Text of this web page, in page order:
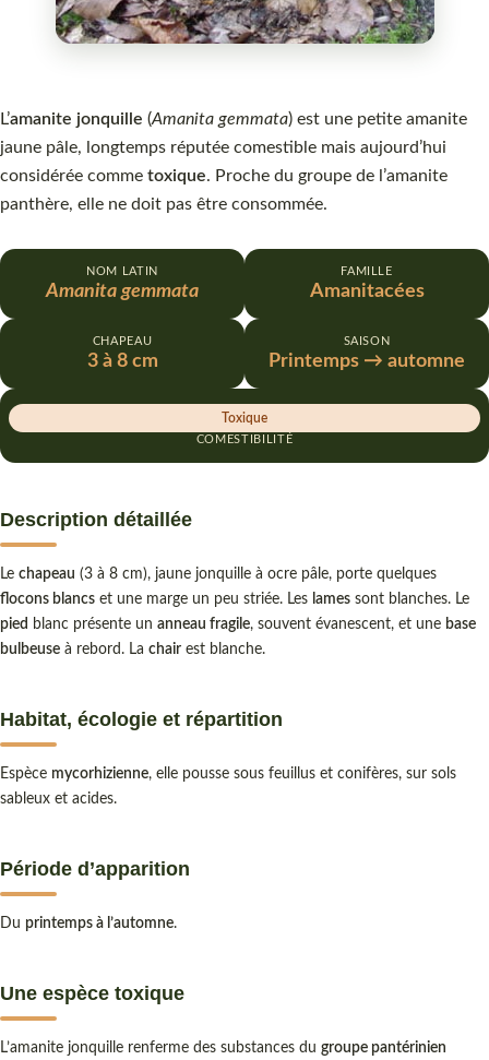
L’amanite jonquille (Amanita gemmata) est une petite amanite
jaune pâle, longtemps réputée comestible mais aujourd’hui
considérée comme toxique. Proche du groupe de l’amanite
panthère, elle ne doit pas être consommée.
NOM LATIN
Amanita gemmata
FAMILLE
Amanitacées
CHAPEAU
3 à 8 cm
SAISON
Printemps → automne
COMESTIBILITÉ
Toxique
Description détaillée
Le chapeau (3 à 8 cm), jaune jonquille à ocre pâle, porte quelques
flocons blancs et une marge un peu striée. Les lames sont blanches. Le
pied blanc présente un anneau fragile, souvent évanescent, et une base
bulbeuse à rebord. La chair est blanche.
Habitat, écologie et répartition
Espèce mycorhizienne, elle pousse sous feuillus et conifères, sur sols
sableux et acides.
Période d’apparition
Du printemps à l’automne.
Une espèce toxique
L’amanite jonquille renferme des substances du groupe pantérinien